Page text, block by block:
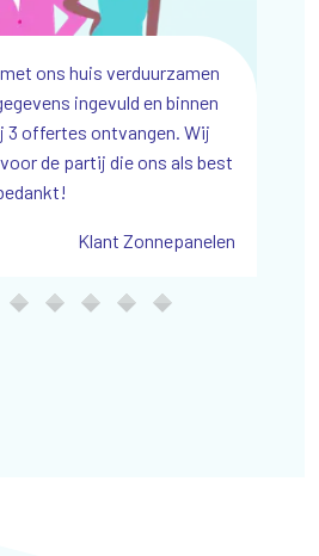
ons huis verduurzamen
ingevuld en binnen
3 offertes ontvangen. Wij
de partij die ons als best
Klant Zonnepanelen
Wij zijn